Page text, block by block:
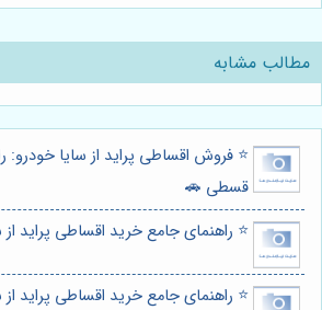
مطالب مشابه
⭐️ فروش اقساطی پراید از سایا خودرو:
قسطی 🚗
⭐️ راهنمای جامع خرید اقساطی پراید
⭐️ راهنمای جامع خرید اقساطی پراید